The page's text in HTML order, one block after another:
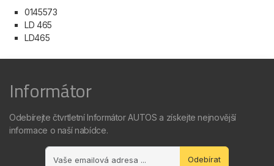
0145573
LD 465
LD465
Informátor
Odebírejte čtvrtletní Informátor AUTOS a získejte nejnovější
informace o naší nabídce.
Odebírat